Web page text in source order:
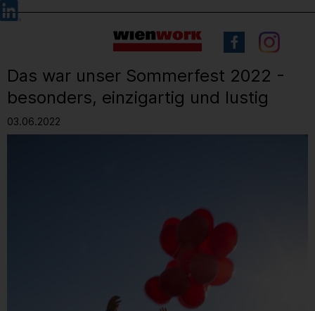
Barrierefreie
Bedienung
Sprachauswahl
Das war unser Sommerfest 2022 -
besonders, einzigartig und lustig
03.06.2022